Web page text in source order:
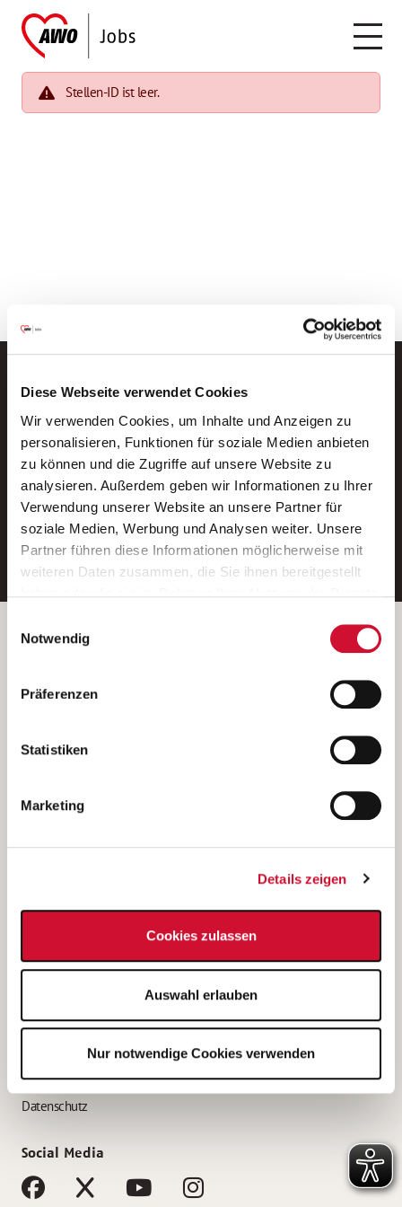
Diese Webseite verwendet Cookies
Wir verwenden Cookies, um Inhalte und Anzeigen zu
personalisieren, Funktionen für soziale Medien anbieten
zu können und die Zugriffe auf unsere Website zu
analysieren. Außerdem geben wir Informationen zu Ihrer
Verwendung unserer Website an unsere Partner für
soziale Medien, Werbung und Analysen weiter. Unsere
Partner führen diese Informationen möglicherweise mit
weiteren Daten zusammen, die Sie ihnen bereitgestellt
Wenn Sie auf „Cookies zulassen“ klicken, so stimmen
Sie der Speicherung sämtlicher Cookies zu. Sie können
Ihre Einwilligung selbstverständlich jederzeit widerrufen,
indem Sie die Cookie-Einstellungen aufrufen und diese
unsererDatenschutzerklärung
Notwendig
Präferenzen
Statistiken
Marketing
Details zeigen
Cookies zulassen
Auswahl erlauben
Nur notwendige Cookies verwenden
Stellen-ID ist leer.
Neue Stellen per E-Mail.
Ein kostenloser Service von AWO
Jobs.
E-Mail-Adresse eintragen
Betreiber der Webseite
Kantstraße 45a
(Ein Tochterunternehmen des AWO Bezirksverbandes Unterfranken
e.V.)
Bewerbung als Altenpflegehelfer*in
Bewerbung als Erzieher*in
AWO Gliederungen nach Bundesland
Impressum
Datenschutz
Social Media